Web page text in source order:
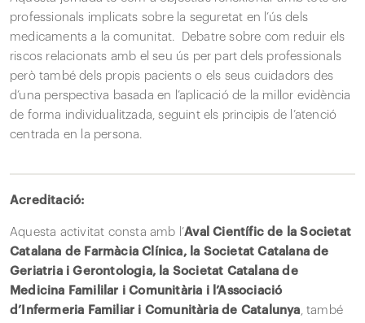
professionals implicats sobre la seguretat en l’ús dels
medicaments a la comunitat. Debatre sobre com reduir els
riscos relacionats amb el seu ús per part dels professionals
però també dels propis pacients o els seus cuidadors des
d’una perspectiva basada en l’aplicació de la millor evidència
de forma individualitzada, seguint els principis de l’atenció
centrada en la persona.
Acreditació:
Aquesta activitat consta amb l’Aval Científic de la Societat
Catalana de Farmàcia Clínica, la Societat Catalana de
Geriatria i Gerontologia, la Societat Catalana de
Medicina Famililar i Comunitària i l’Associació
d’Infermeria Familiar i Comunitària de Catalunya, també